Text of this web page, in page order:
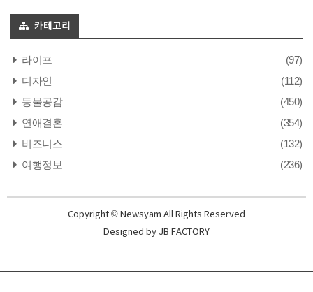
카테고리
라이프
(97)
디자인
(112)
동물공감
(450)
연애결혼
(354)
비즈니스
(132)
여행정보
(236)
Copyright © Newsyam All Rights Reserved
Designed by JB FACTORY